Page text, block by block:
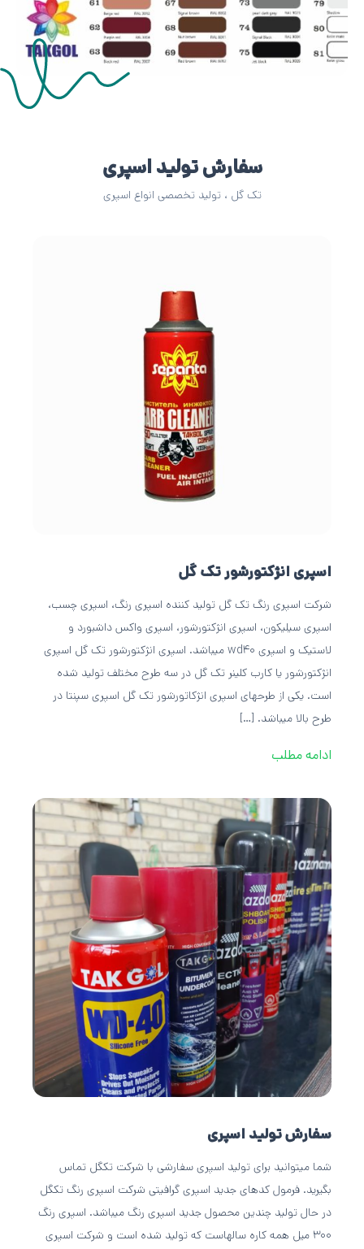
سفارش تولید اسپری
تک گل ، تولید تخصصی انواع اسپری
اسپری انژکتورشور تک گل
شرکت اسپری رنگ تک گل تولید کننده اسپری رنگ، اسپری چسب،
اسپری سیلیکون، اسپری انژکتورشور، اسپری واکس داشبورد و
لاستیک و اسپری wd40 میباشد. اسپری انژکتورشور تک گل اسپری
انژکتورشور یا کارب کلینر تک گل در سه طرح مختلف تولید شده
است. یکی از طرحهای اسپری انژکاتورشور تک گل اسپری سپنتا در
طرح بالا میباشد. […]
ادامه مطلب
سفارش تولید اسپری
شما میتوانید برای تولید اسپری سفارشی با شرکت تکگل تماس
بگیرید. فرمول کدهای جدید اسپری گرافیتی شرکت اسپری رنگ تکگل
در حال تولید چندین محصول جدید اسپری رنگ میباشد. اسپری رنگ
300 میل همه کاره سالهاست که تولید شده است و شرکت اسپری